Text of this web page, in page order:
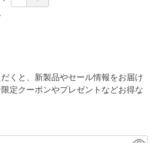
くと、新製品やセール情報をお届け
定クーポンやプレゼントなどお得な